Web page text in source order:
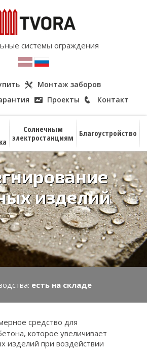
системы ограждения
Монтаж заборов
Проекты Контакт
Солнечным
электростанциям
Благоустройство
изделий
есть на складе
средство для
которое увеличивает
изделий при воздействии